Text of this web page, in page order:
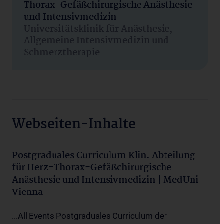
Thorax-Gefäßchirurgische Anästhesie
und Intensivmedizin
Universitätsklinik für Anästhesie,
Allgemeine Intensivmedizin und
Schmerztherapie
Webseiten-Inhalte
Postgraduales Curriculum Klin. Abteilung
für Herz-Thorax-Gefäßchirurgische
Anästhesie und Intensivmedizin | MedUni
Vienna
...All Events Postgraduales Curriculum der